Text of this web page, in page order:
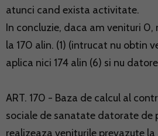
atunci cand exista activitate.
In concluzie, daca am venituri 0,
la 170 alin. (1) (intrucat nu obtin
aplica nici 174 alin (6) si nu
ART. 170 - Baza de calcul al
sociale de sanatate datorate de
realizeaza veniturile prevazute la